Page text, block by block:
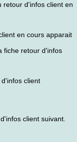
retour d'infos client en
en cours apparait
fiche retour d'infos
client
client suivant.